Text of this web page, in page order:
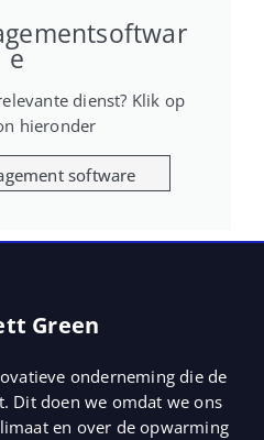
e
dienst? Klik op
hieronder
software
Green
onderneming die de
Dit doen we omdat we ons
en over de opwarming